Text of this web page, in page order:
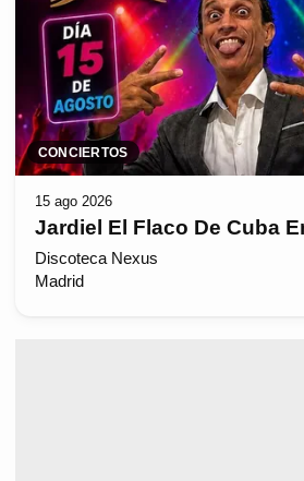
CONCIERTOS
15 ago 2026
Jardiel El Flaco De Cuba
Discoteca Nexus
Madrid